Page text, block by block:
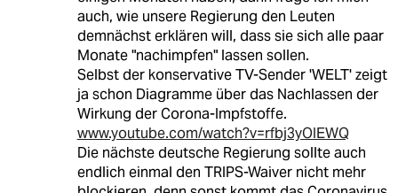
auch, wie unsere Regierung den Leuten
demnächst erklären will, dass sie sich alle paar
Monate "nachimpfen" lassen sollen.
Selbst der konservative TV-Sender 'WELT' zeigt
ja schon Diagramme über das Nachlassen der
Wirkung der Corona-Impfstoffe.
www.youtube.com/watch?v=rfbj3yOIEWQ
Die nächste deutsche Regierung sollte auch
endlich einmal den TRIPS-Waiver nicht mehr